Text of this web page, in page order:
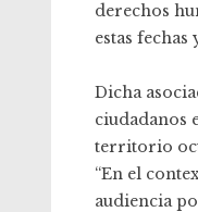
derechos
estas
Dicha
ciudadanos
territorio
“En el
audiencia